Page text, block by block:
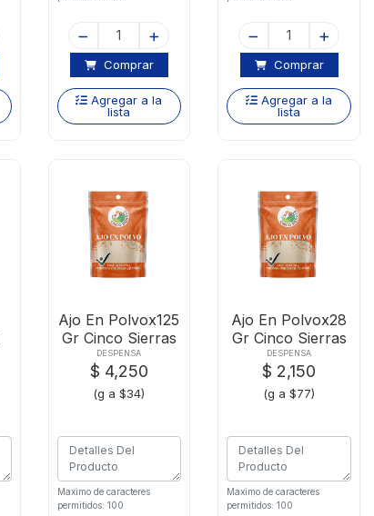
Comprar
Agregar a la
lista
Comprar
Agregar a la
lista
Ajo En Polvox125
Gr Cinco Sierras
DESPENSA
$ 4,250
(g a $34)
Maximo de caracteres
permitidos: 100
Ajo En Polvox28
Gr Cinco Sierras
DESPENSA
$ 2,150
(g a $77)
Maximo de caracteres
permitidos: 100